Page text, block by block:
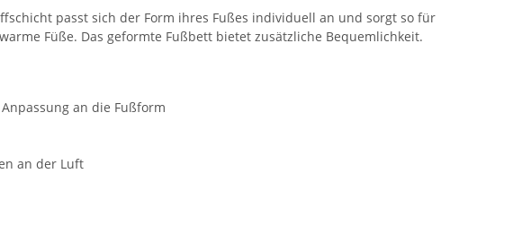
passt sich der Form ihres Fußes individuell an und sorgt so für
Füße. Das geformte Fußbett bietet zusätzliche Bequemlichkeit.
an die Fußform
an der Luft